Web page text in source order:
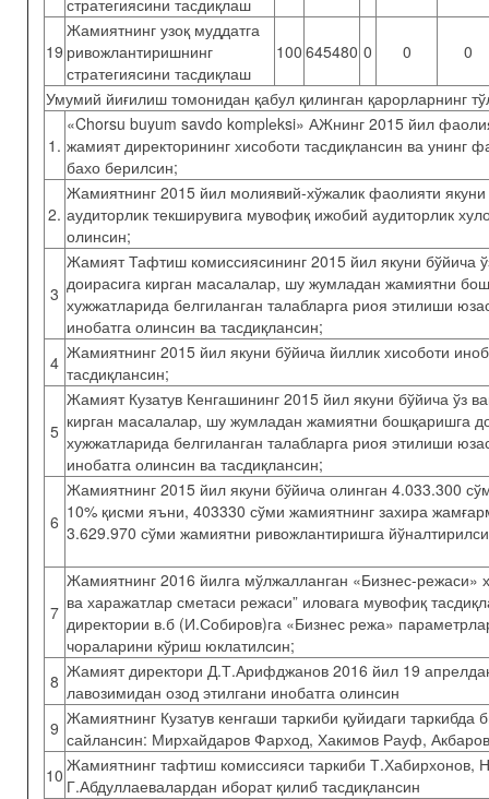
стратегиясини тасдиқлаш
19
Жамиятнинг узоқ муддатга
ривожлантиришнинг
стратегиясини тасдиқлаш
100 645480 0 0 0
Умумий йиғилиш томонидан қабул қилинган қарорларнинг
1.
«Chorsu buyum savdo komplеksi» АЖнинг 2015 йил
жамият директорининг хисоботи тасдиқлансин ва унинг
бахо берилсин;
2.
Жамиятнинг 2015 йил молиявий-хўжалик фаолияти
аудиторлик текширувига мувофиқ ижобий аудиторлик
олинсин;
3
Жамият Тафтиш комиссиясининг 2015 йил якуни бўйича
доирасига кирган масалалар, шу жумладан жамиятни
хужжатларида белгиланган талабларга риоя этилиши
инобатга олинсин ва тасдиқлансин;
4 Жамиятнинг 2015 йил якуни бўйича йиллик хисоботи
тасдиқлансин;
5
Жамият Кузатув Кенгашининг 2015 йил якуни бўйича ўз
кирган масалалар, шу жумладан жамиятни бошқаришга
хужжатларида белгиланган талабларга риоя этилиши
инобатга олинсин ва тасдиқлансин;
6
Жамиятнинг 2015 йил якуни бўйича олинган 4.033.300
10% қисми яъни, 403330 сўми жамиятнинг захира
3.629.970 сўми жамиятни ривожлантиришга
7
Жамиятнинг 2016 йилга мўлжалланган «Бизнес-режаси»
ва харажатлар сметаси режаси” иловага мувофиқ
директории в.б (И.Собиров)га «Бизнес режа»
чораларини кўриш юклатилсин;
8 Жамият директори Д.Т.Арифджанов 2016 йил 19
лавозимидан озод этилгани инобатга олинсин
9 Жамиятнинг Кузатув кенгаши таркиби қуйидаги таркибда
сайлансин: Мирхайдаров Фарход, Хакимов Рауф,
10 Жамиятнинг тафтиш комиссияси таркиби Т.Хабирхонов,
Г.Абдуллаевалардан иборат қилиб тасдиқлансин